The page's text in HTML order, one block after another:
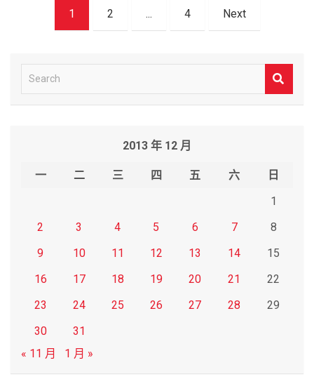
1 2 ... 4 Next
e
2013 年 12 月
一 二 三 四 五 六
日
1
2
3 4 5 6 7
8
9
10 11 12 13 14
15
16
17 18 19 20 21
22
23
24 25 26 27 28
29
30
31
« 11 月
1 月 »